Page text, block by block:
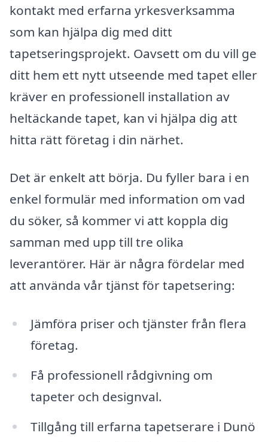
kontakt med erfarna yrkesverksamma
som kan hjälpa dig med ditt
tapetseringsprojekt. Oavsett om du vill ge
ditt hem ett nytt utseende med tapet eller
kräver en professionell installation av
heltäckande tapet, kan vi hjälpa dig att
hitta rätt företag i din närhet.
Det är enkelt att börja. Du fyller bara i en
enkel formulär med information om vad
du söker, så kommer vi att koppla dig
samman med upp till tre olika
leverantörer. Här är några fördelar med
att använda vår tjänst för tapetsering:
Jämföra priser och tjänster från flera
företag.
Få professionell rådgivning om
tapeter och designval.
Tillgång till erfarna tapetserare i Dunö